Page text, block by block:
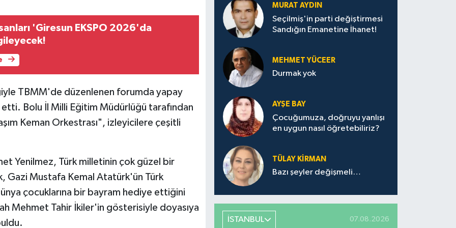
'Giresun EKSPO 2026'da
TBMM'de düzenlenen forumda yapay
Bolu İl Milli Eğitim Müdürlüğü tarafından
Keman Orkestrası", izleyicilere çeşitli
Yenilmez, Türk milletinin çok güzel bir
Gazi Mustafa Kemal Atatürk'ün Türk
çocuklarına bir bayram hediye ettiğini
Mehmet Tahir İkiler'in gösterisiyle doyasıya
MURAT AYDIN
Seçilmiş'in parti değiştirmesi
Sandığın Emanetine İhanet!
MEHMET YÜCEER
Durmak yok
AYŞE BAY
Çocuğumuza, doğruyu yanlışı
en uygun nasıl öğretebiliriz?
TÜLAY KİRMAN
Bazı şeyler değişmeli…
İSTANBUL 07.08.2026